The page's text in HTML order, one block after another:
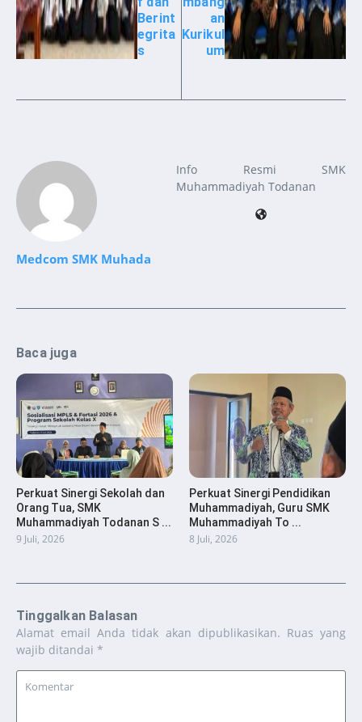
Berint
egrita
s
an
Kurikul
um
Medcom SMK Muhada
Info Resmi SMK
Muhammadiyah Todanan
Baca juga
Perkuat Sinergi Sekolah dan
Orang Tua, SMK
Muhammadiyah Todanan S ...
9 Juli, 2026
Perkuat Sinergi Pendidikan
Muhammadiyah, Guru SMK
Muhammadiyah To ...
8 Juli, 2026
Tinggalkan Balasan
Alamat email Anda tidak akan dipublikasikan. Ruas yang
wajib ditandai *